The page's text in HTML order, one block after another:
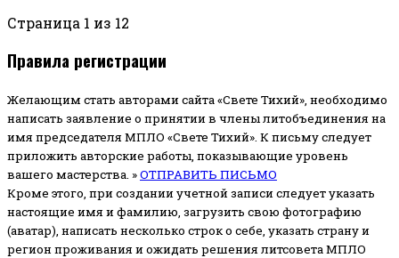
Страница 1 из 12
Правила регистрации
Желающим стать авторами сайта «Свете Тихий», необходимо
написать заявление о принятии в члены литобъединения на
имя председателя МПЛО «Свете Тихий». К письму следует
приложить авторские работы, показывающие уровень
вашего мастерства. »ОТПРАВИТЬ ПИСЬМО
Кроме этого, при создании учетной записи следует указать
настоящие имя и фамилию, загрузить свою фотографию
(аватар), написать несколько строк о себе, указать страну и
регион проживания и ожидать решения литсовета МПЛО